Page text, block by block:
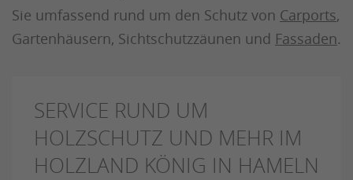
Sie umfassend rund um den Schutz von Carports,
Gartenhäusern, Sichtschutzzäunen und Fassaden.
SERVICE RUND UM
HOLZSCHUTZ UND MEHR IM
HOLZLAND KÖNIG IN HAMELN